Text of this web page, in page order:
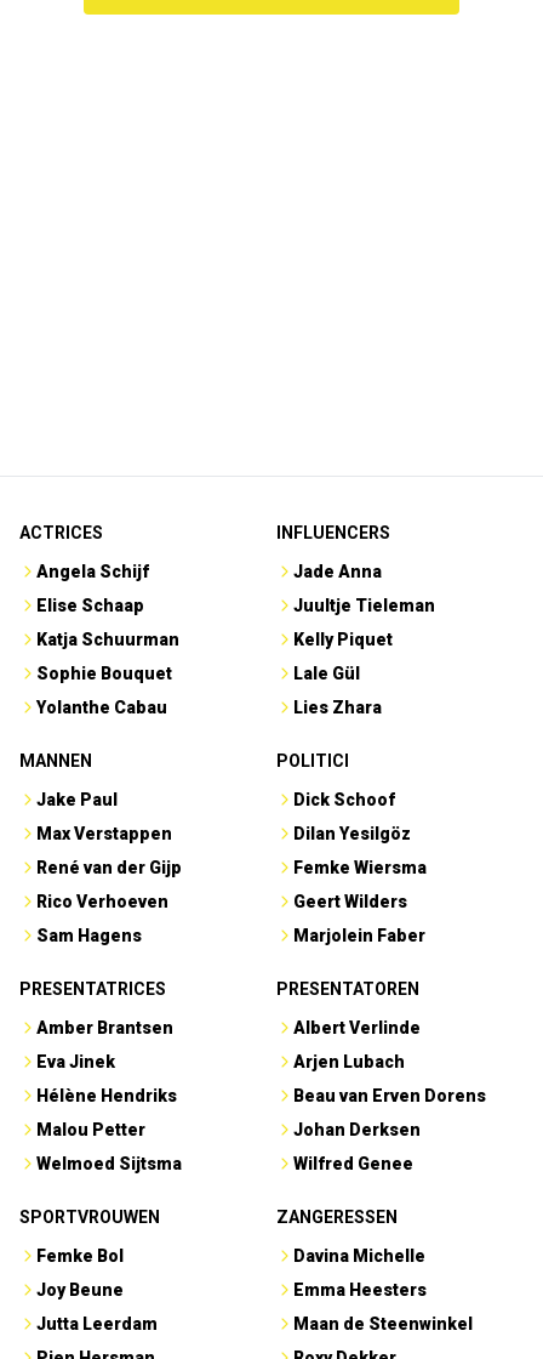
ACTRICES
Angela Schijf
Elise Schaap
Katja Schuurman
Sophie Bouquet
Yolanthe Cabau
INFLUENCERS
Jade Anna
Juultje Tieleman
Kelly Piquet
Lale Gül
Lies Zhara
MANNEN
Jake Paul
Max Verstappen
René van der Gijp
Rico Verhoeven
Sam Hagens
POLITICI
Dick Schoof
Dilan Yesilgöz
Femke Wiersma
Geert Wilders
Marjolein Faber
PRESENTATRICES
Amber Brantsen
Eva Jinek
Hélène Hendriks
Malou Petter
Welmoed Sijtsma
PRESENTATOREN
Albert Verlinde
Arjen Lubach
Beau van Erven Dorens
Johan Derksen
Wilfred Genee
SPORTVROUWEN
Femke Bol
Joy Beune
Jutta Leerdam
ZANGERESSEN
Davina Michelle
Emma Heesters
Maan de Steenwinkel